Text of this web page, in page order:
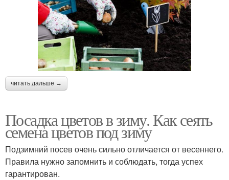
читать дальше →
Посадка цветов в зиму. Как сеять
семена цветов под зиму
Подзимний посев очень сильно отличается от весеннего.
Правила нужно запомнить и соблюдать, тогда успех
гарантирован.